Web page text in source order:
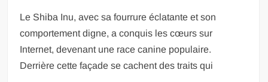
Le Shiba Inu, avec sa fourrure éclatante et son
comportement digne, a conquis les cœurs sur
Internet, devenant une race canine populaire.
Derrière cette façade se cachent des traits qui